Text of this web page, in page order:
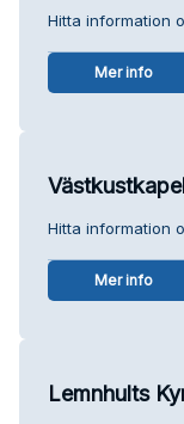
Hitta information
Mer info
Hitta information
Mer info
Lemnhults